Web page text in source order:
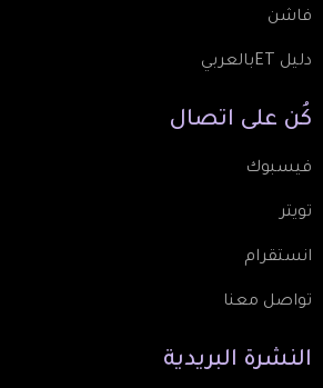
فاشن
دليل ETبالعربي
كُن على اتصال
فيسبوك
تويتر
انستقرام
تواصل معنا
النشرة البريدية